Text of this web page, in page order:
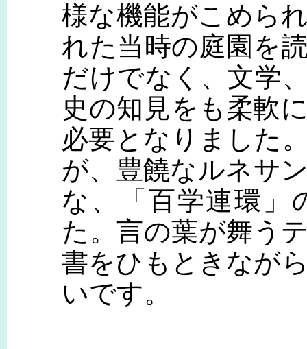
様な機能がこめら
れた当時の庭園を
だけでなく、文学
史の知見をも柔軟
必要となりました
が、豊饒なルネサ
な、「百学連環」
た。言の葉が舞う
書をひもときなが
いです。